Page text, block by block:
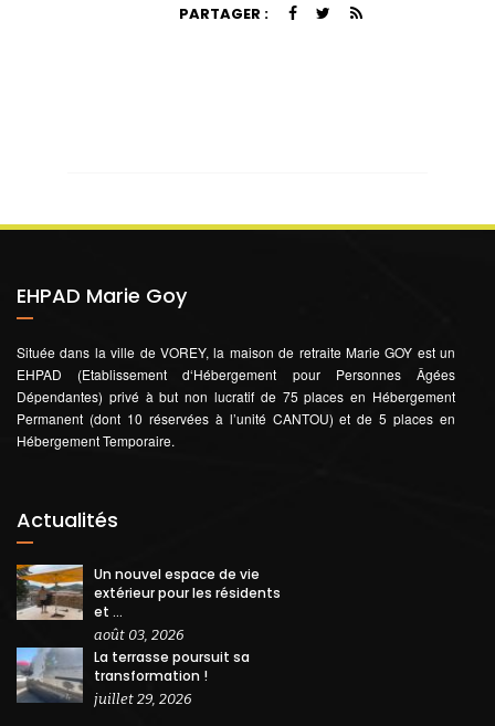
PARTAGER :
EHPAD Marie Goy
Située dans la ville de VOREY, la maison de retraite Marie GOY est un
EHPAD (Etablissement d‘Hébergement pour Personnes Âgées
Dépendantes) privé à but non lucratif de 75 places en Hébergement
Permanent (dont 10 réservées à l’unité CANTOU) et de 5 places en
Hébergement Temporaire.
Actualités
Un nouvel espace de vie
extérieur pour les résidents
et ...
août 03, 2026
La terrasse poursuit sa
transformation !
juillet 29, 2026